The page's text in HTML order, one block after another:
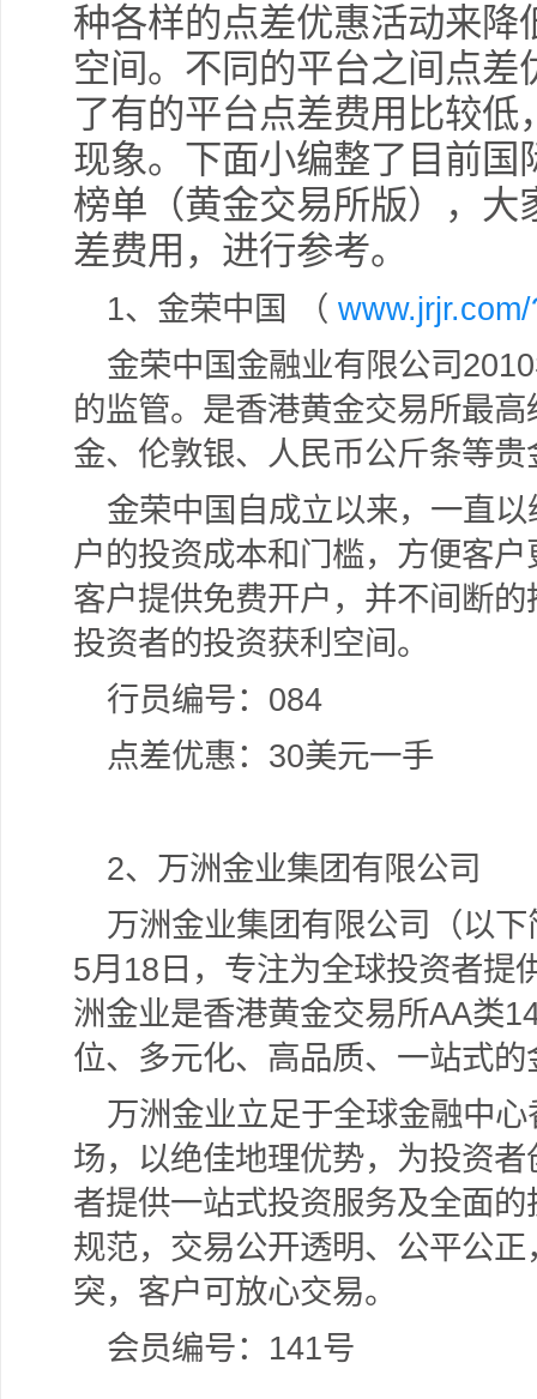
种各样的点差优惠活动来
空间。不同的平台之间点
了有的平台点差费用比较
现象。下面小编整了目前
榜单（黄金交易所版），
差费用，进行参考。
1、金荣中国 （
金荣中国金融业有限公司
的监管。是香港黄金交易所最
金、伦敦银、人民币公斤条等贵
金荣中国自成立以来，一直
户的投资成本和门槛，方便客
客户提供免费开户，并不间断
投资者的投资获利空间。
行员编号：084
点差优惠：30美元一手
2、万洲金业集团有限公司
万洲金业集团有限公司（以
5月18日，专注为全球投资者提
洲金业是香港黄金交易所AA类
位、多元化、高品质、一站式的
万洲金业立足于全球金融中
场，以绝佳地理优势，为投资
者提供一站式投资服务及全面
规范，交易公开透明、公平公
突，客户可放心交易。
会员编号：141号